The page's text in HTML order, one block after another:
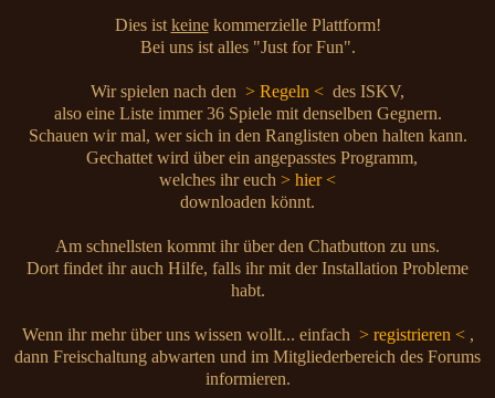
Dies ist keinekommerzielle Plattform!
Bei uns ist alles "Just for Fun".
Wir spielen nach den > Regeln < des ISKV,
also eine Liste immer 36 Spiele mit denselben Gegnern.
Schauen wir mal, wer sich in den Ranglisten oben halten kann.
Gechattet wird über ein angepasstes Programm,
welches ihr euch > hier <
downloaden könnt.
Am schnellsten kommt ihr über den Chatbutton zu uns.
Dort findet ihr auch Hilfe, falls ihr mit der Installation Probleme
habt.
Wenn ihr mehr über uns wissen wollt... einfach > registrieren < ,
dann Freischaltung abwarten und im Mitgliederbereich des Forums
informieren.